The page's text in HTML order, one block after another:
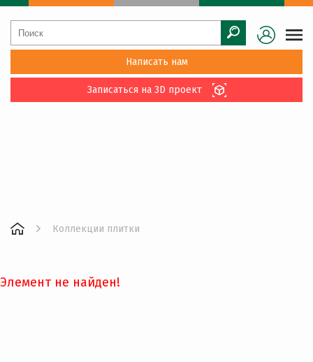
Написать нам
Записаться на 3D проект
Коллекции плитки
Элемент не найден!